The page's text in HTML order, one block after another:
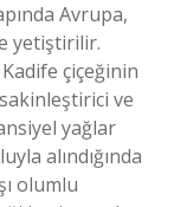
Avrupa,
yetiştirilir.
çiçeğinin
ve
yağlar
alındığında
olumlu